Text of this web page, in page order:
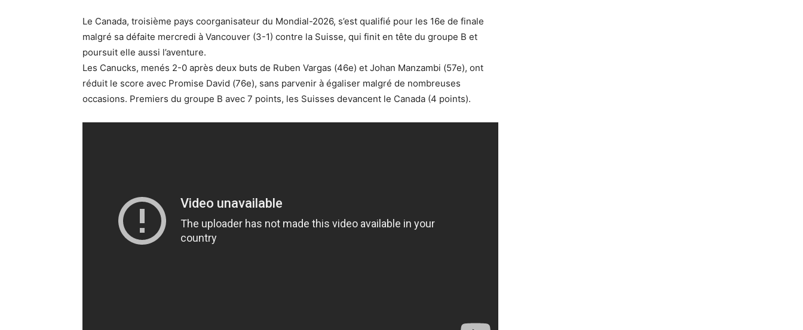
Le Canada, troisième pays coorganisateur du Mondial-2026, s’est qualifié pour les 16e de finale
malgré sa défaite mercredi à Vancouver (3-1) contre la Suisse, qui finit en tête du groupe B et
poursuit elle aussi l’aventure.
Les Canucks, menés 2-0 après deux buts de Ruben Vargas (46e) et Johan Manzambi (57e), ont
réduit le score avec Promise David (76e), sans parvenir à égaliser malgré de nombreuses
occasions. Premiers du groupe B avec 7 points, les Suisses devancent le Canada (4 points).